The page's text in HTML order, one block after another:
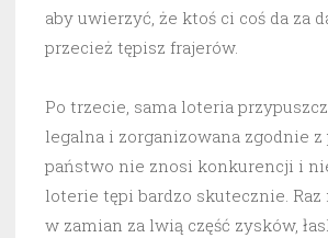
aby uwierzyć, że ktoś ci coś da za
przecież tępisz frajerów.
Po trzecie, sama loteria
legalna i zorganizowana zgodnie z
państwo nie znosi konkurencji i
loterie tępi bardzo skutecznie. Raz
w zamian za lwią część zysków,